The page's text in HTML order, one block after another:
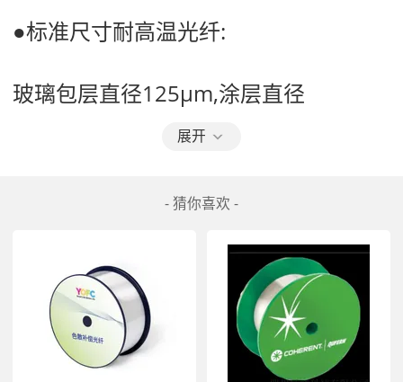
●标准尺寸耐高温光纤:
玻璃包层直径125μm,涂层直径
层直径200~660μm，NA
展开
- 猜你喜欢 -